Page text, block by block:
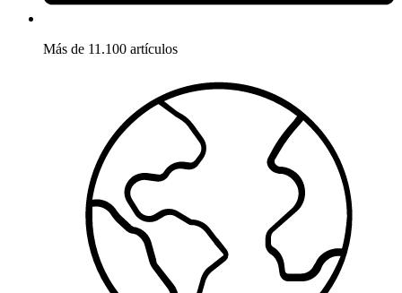
Más de 11.100 artículos